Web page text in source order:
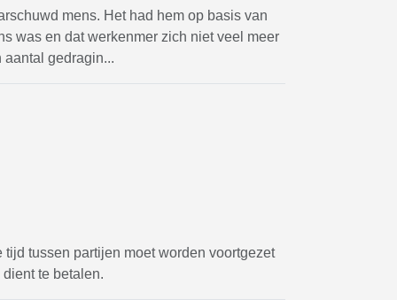
mens. Het had hem op basis van
was en dat werkenmer zich niet veel meer
gedragin...
tussen partijen moet worden voortgezet
te betalen.